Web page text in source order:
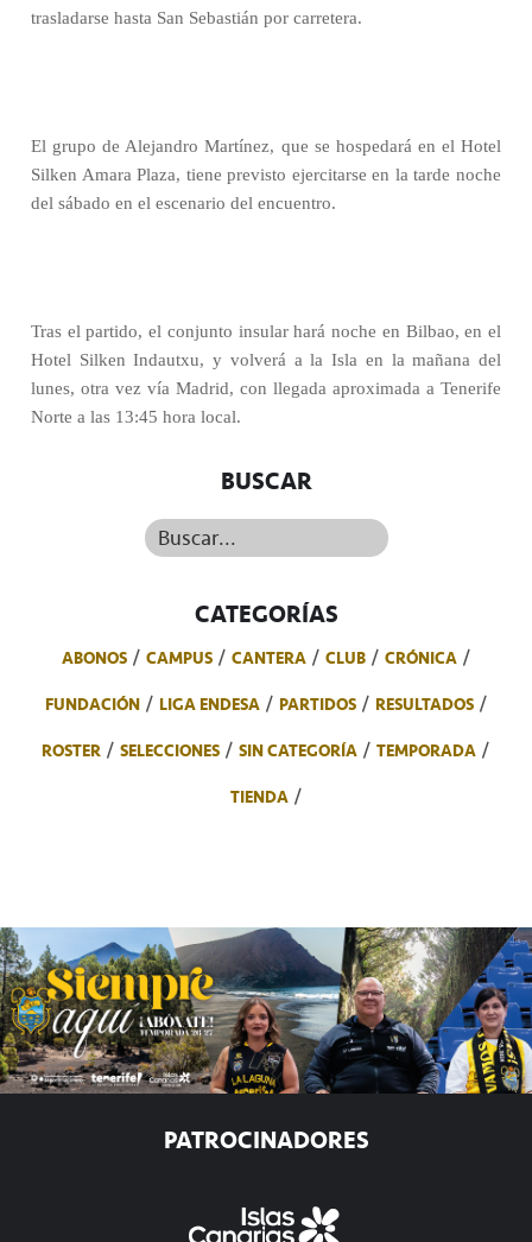
trasladarse hasta San Sebastián por carretera.
El grupo de Alejandro Martínez, que se hospedará en el Hotel
Silken Amara Plaza, tiene previsto ejercitarse en la tarde noche
del sábado en el escenario del encuentro.
Tras el partido, el conjunto insular hará noche en Bilbao, en el
Hotel Silken Indautxu, y volverá a la Isla en la mañana del
lunes, otra vez vía Madrid, con llegada aproximada a Tenerife
Norte a las 13:45 hora local.
BUSCAR
Buscar...
CATEGORÍAS
ABONOS CAMPUS CANTERA CLUB
CRÓNICA
FUNDACIÓN
LIGA ENDESA PARTIDOS
RESULTADOS
ROSTER
SELECCIONES SIN CATEGORÍA
TEMPORADA
TIENDA
PATROCINADORES